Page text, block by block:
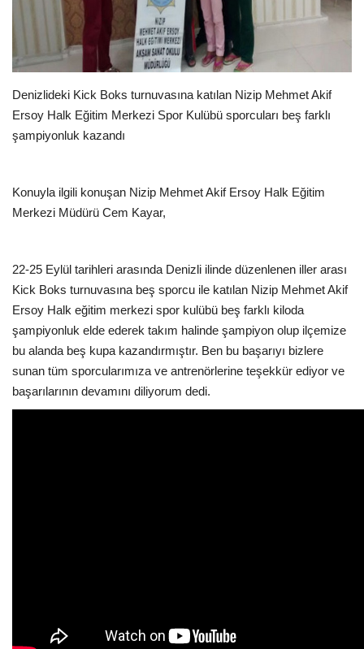
Resmiilan
Denizlideki Kick Boks turnuvasına katılan Nizip Mehmet Akif
Ersoy Halk Eğitim Merkezi Spor Kulübü sporcuları beş farklı
şampiyonluk kazandı
Konuyla ilgili konuşan Nizip Mehmet Akif Ersoy Halk Eğitim
Merkezi Müdürü Cem Kayar,
22-25 Eylül tarihleri arasında Denizli ilinde düzenlenen iller arası
Kick Boks turnuvasına beş sporcu ile katılan Nizip Mehmet Akif
Ersoy Halk eğitim merkezi spor kulübü beş farklı kiloda
şampiyonluk elde ederek takım halinde şampiyon olup ilçemize
bu alanda beş kupa kazandırmıştır. Ben bu başarıyı bizlere
sunan tüm sporcularımıza ve antrenörlerine teşekkür ediyor ve
başarılarının devamını diliyorum dedi.